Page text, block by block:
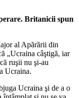
Britanicii spun
al Apărării din
„Ucraina câştigă, iar
ruşii nu şi-au
Ucraina.
Ucraina şi de a o